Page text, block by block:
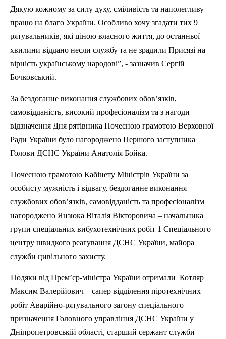
Дякую кожному за силу духу, сміливість та наполегливу
працю на благо України. Особливо хочу згадати тих 9
рятувальників, які ціною власного життя, до останньої
хвилини віддано несли службу та не зрадили Присязі на
вірність українському народові”, - зазначив Сергій
Бочковський.
За бездоганне виконання службових обов’язків,
самовідданість, високий професіоналізм та з нагоди
відзначення Дня рятівника Почесною грамотою Верховної
Ради України було нагороджено Першого заступника
Голови ДСНС України Анатолія Бойка.
Почесною грамотою Кабінету Міністрів України за
особисту мужність і відвагу, бездоганне виконання
службових обов’язків, самовідданість та професіоналізм
нагороджено Янзюка Віталія Вікторовича – начальника
групи спеціальних вибухотехнічних робіт 1 Спеціального
центру швидкого реагування ДСНС України, майора
служби цивільного захисту.
Подяки від Прем’єр-міністра України отримали Котляр
Максим Валерійович – сапер відділення піротехнічних
робіт Аварійно-рятувального загону спеціального
призначення Головного управління ДСНС України у
Дніпропетровській області, старший сержант служби